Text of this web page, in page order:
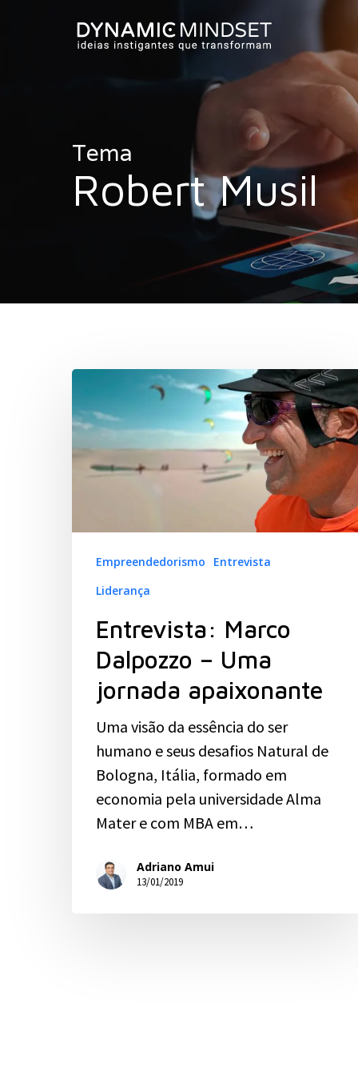
Hit enter to search or ESC to close
Tema
Robert Musil
Empreendedorismo
Entrevista
Liderança
Entrevista: Marco
Dalpozzo – Uma
jornada apaixonante
Uma visão da essência do ser
humano e seus desafios Natural de
Bologna, Itália, formado em
economia pela universidade Alma
Mater e com MBA em…
Adriano Amui
13/01/2019